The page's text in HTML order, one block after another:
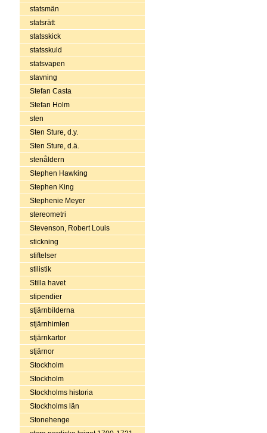
statsmän
statsrätt
statsskick
statsskuld
statsvapen
stavning
Stefan Casta
Stefan Holm
sten
Sten Sture, d.y.
Sten Sture, d.ä.
stenåldern
Stephen Hawking
Stephen King
Stephenie Meyer
stereometri
Stevenson, Robert Louis
stickning
stiftelser
stilistik
Stilla havet
stipendier
stjärnbilderna
stjärnhimlen
stjärnkartor
stjärnor
Stockholm
Stockholm
Stockholms historia
Stockholms län
Stonehenge